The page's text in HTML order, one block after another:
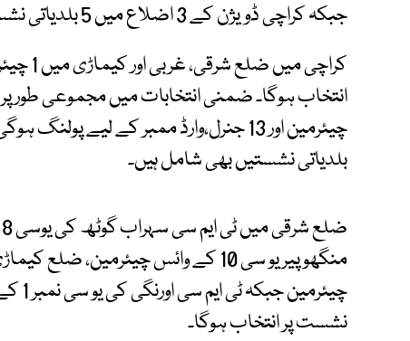
جبکہ کراچی ڈویژن کے 3 اضلاع میں 5 بلدیاتی نشستوں پر ضمنی انتخابات ہوں گے۔
بلدیاتی نشستیں بھی شامل ہیں۔
نشست پر انتخاب ہوگا۔